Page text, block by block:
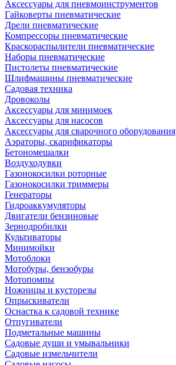
Аксессуары для пневмоинструментов
Гайковерты пневматические
Дрели пневматические
Компрессоры пневматические
Краскораспылители пневматические
Наборы пневматические
Пистолеты пневматические
Шлифмашины пневматические
Садовая техника
Дровоколы
Аксессуары для минимоек
Аксессуары для насосов
Аксессуары для сварочного оборудования
Аэраторы, скарификаторы
Бетономешалки
Воздуходувки
Газонокосилки роторные
Газонокосилки триммеры
Генераторы
Гидроаккумуляторы
Двигатели бензиновые
Зернодробилки
Культиваторы
Минимойки
Мотоблоки
Мотобуры, бензобуры
Мотопомпы
Ножницы и кусторезы
Опрыскиватели
Оснастка к садовой технике
Отпугиватели
Подметальные машины
Садовые души и умывальники
Садовые измельчители